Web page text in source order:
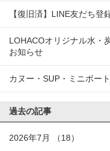
【復旧済】LINE友だち登
LOHACOオリジナル水
お知らせ
カヌー・SUP・ミニボー
過去の記事
2026年7月 （18）